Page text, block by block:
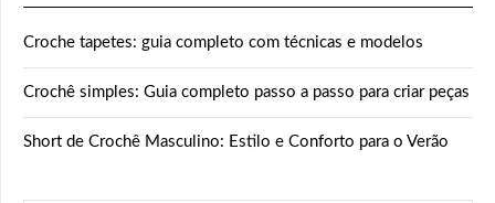
Croche tapetes: guia completo com técnicas e modelos
Crochê simples: Guia completo passo a passo para criar peças
Short de Crochê Masculino: Estilo e Conforto para o Verão